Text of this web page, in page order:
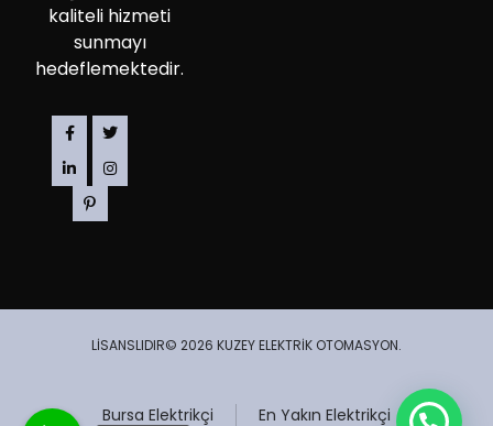
kaliteli hizmeti
sunmayı
hedeflemektedir.
LİSANSLIDIR© 2026 KUZEY ELEKTRİK OTOMASYON.
En Yakın Elektrikçi
Bursa Elektrikçi